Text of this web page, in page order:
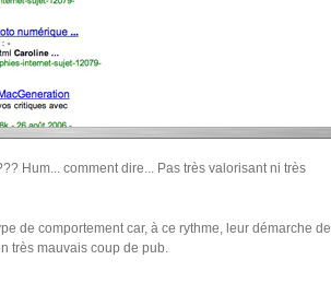
Hum... comment dire... Pas très valorisant ni très
de comportement car, à ce rythme, leur démarche de
très mauvais coup de pub.